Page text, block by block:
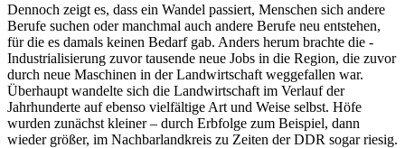
Dennoch zeigt es, dass ein Wandel passiert, Menschen sich andere
Berufe suchen oder manchmal auch andere Berufe neu entstehen,
für die es damals keinen Bedarf gab. Anders herum brachte die -
Industrialisierung zuvor tausende neue Jobs in die Region, die zuvor
durch neue Maschinen in der Landwirtschaft weggefallen war.
Überhaupt wandelte sich die Landwirtschaft im Verlauf der
Jahrhunderte auf ebenso vielfältige Art und Weise selbst. Höfe
wurden zunächst kleiner – durch Erbfolge zum Beispiel, dann
wieder größer, im Nachbarlandkreis zu Zeiten der DDR sogar riesig.